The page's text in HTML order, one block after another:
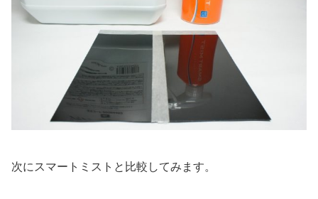
次にスマートミストと比較してみます。